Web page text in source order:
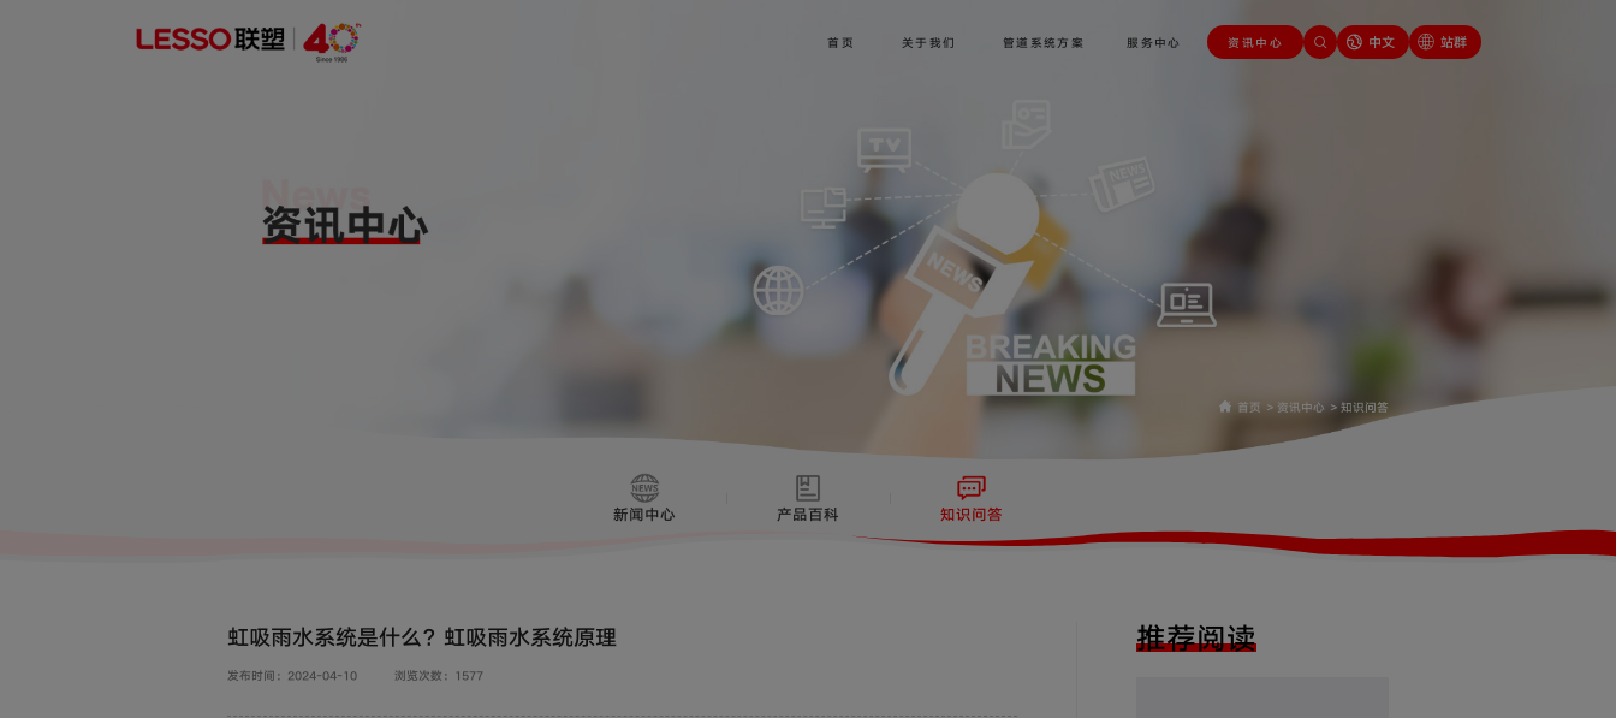
首页 关于我们 管道系统方案 服务中心 资讯中心 中文 站群
首页 > 资讯中心 > 知识问答
新闻中心 产品百科 知识问答
虹吸雨水系统是什么？虹吸雨水系统原理
发布时间：2024-04-10 浏览次数：1577
推荐阅读